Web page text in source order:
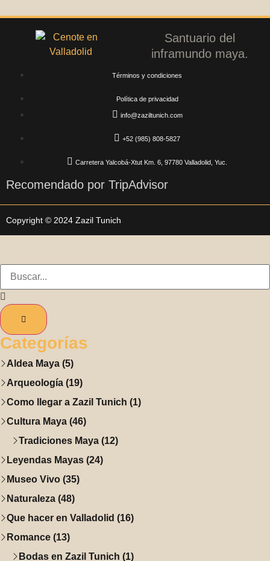
Santuario del
inframundo maya.
info@zaziltunich.com
+52 (985) 808-5827
Carretera Yalcobá-Xtut Km. 6, 97780 Valladolid, Yuc.
Términos y condiciones
Política de privacidad
Recomendado por TripAdvisor
Copyright © 2024 Zazil Tunich
Categorías
Aldea Maya (5)
Arqueología (19)
Como llegar a Zazil Tunich (1)
Cultura Maya (46)
Tradiciones Maya (12)
Leyendas Mayas (24)
Museo Vivo (35)
Naturaleza (48)
Que hacer en Valladolid (16)
Romance (13)
Bodas en Zazil Tunich (1)